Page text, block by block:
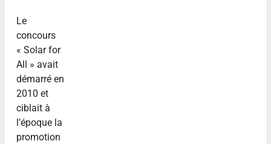
Le
concours
« Solar for
All » avait
démarré en
2010 et
ciblait à
l’époque la
promotion